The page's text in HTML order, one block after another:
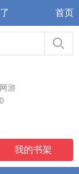
首页
游
我的书架